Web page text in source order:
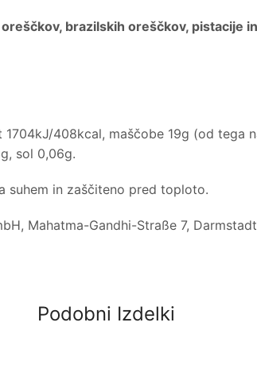
brazilskih oreščkov, pistacije
408kcal, maščobe 19g (od tega
sol 0,06g.
suhem in zaščiteno pred toploto.
Mahatma-Gandhi-Straße 7,
Podobni Izdelki